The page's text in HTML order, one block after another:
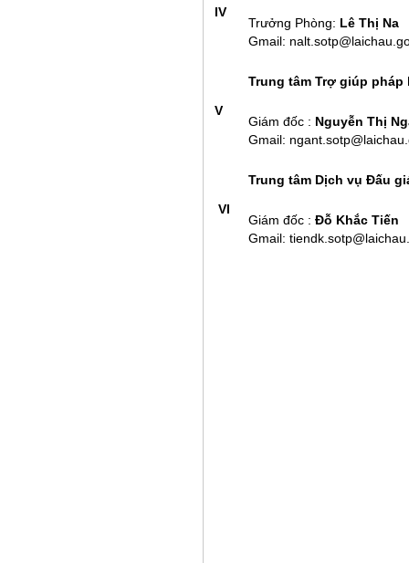
IV
Trưởng Phòng: Lê Thị Na
Gmail:
V
Trung tâm Trợ giúp
Giám đốc : Nguyễn Thị
Gmail:
VI
Trung tâm Dịch vụ Đấu
Giám đốc : Đỗ Khắc Tiến
Gmail: